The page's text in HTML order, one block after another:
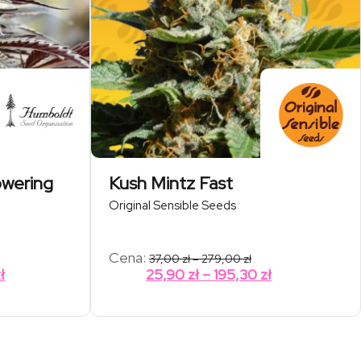
zł
Zakres
Kush Mintz Fast
Original Sensible Seeds
Cena: 37,00zł–279,00złZakres
cen:
od
279,00 zł
25,90 zł –195,30 złZakres